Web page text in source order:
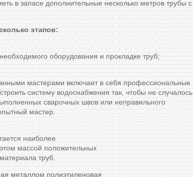
в запасе дополнительные несколько метров трубы с
этапов:
оборудования и прокладке труб;
мастерами включает в себя профессиональные
систему водоснабжения так, чтобы не случалось
сварочных швов или неправильного
мастер.
наиболее
массой положительных
труб.
металлом полиэтиленовая